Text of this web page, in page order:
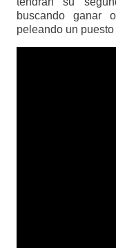
buscando ganar
peleando un